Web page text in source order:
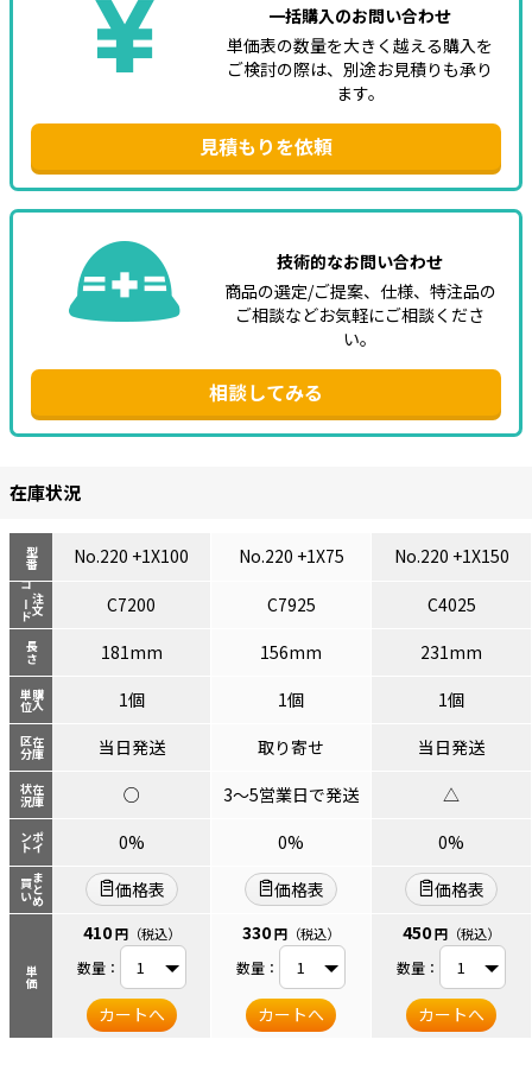
一括購入のお問い合わせ
単価表の数量を大きく越える購入を
ご検討の際は、別途お見積りも承り
ます。
見積もりを依頼
技術的なお問い合わせ
商品の選定/ご提案、仕様、特注品の
ご相談などお気軽にご相談くださ
い。
相談してみる
在庫状況
型番
注文
コード
長さ
購入
単位
在庫
区分
在庫
状況
ポイ
ント
まとめ
買い
単価
No.220 +1X100 No.220 +1X75 No.220 +1X150
C7200 C7925
C4025
181mm
156mm
231mm
1個
1個
1個
当日発送
取り寄せ
当日発送
○
3～5営業日で発送
△
0%
0%
0%
価格表
価格表
価格表
410 円（税込）
数量：
カートへ
330円 （税込）
数量：
カートへ
450円 （税込）
数量：
カートへ